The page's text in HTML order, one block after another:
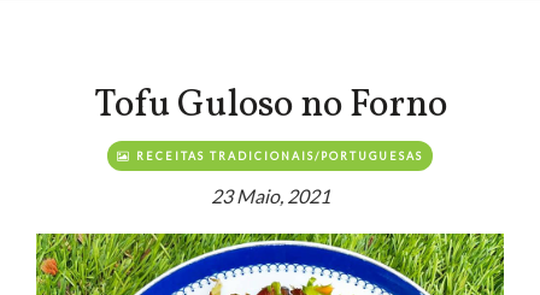
Tofu Guloso no Forno
RECEITAS TRADICIONAIS/PORTUGUESAS
23 Maio, 2021